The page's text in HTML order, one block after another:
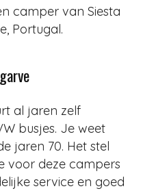
camper van Siesta
Portugal.
al jaren zelf
busjes. Je weet
jaren 70. Het stel
voor deze campers
service en goed